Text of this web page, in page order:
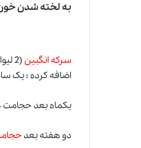
به لخته شدن
سرکه انگبین
اضافه کرده ؛ یک
یکماه بعدحجامت
دو هفته بعد